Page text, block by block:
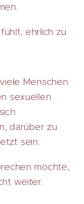
ehrlich zu
Menschen
sexuellen
darüber zu
sein.
möchte,
weiter.